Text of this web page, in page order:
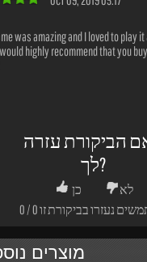
/0 נעזרו בביקורת זו
מוצרים